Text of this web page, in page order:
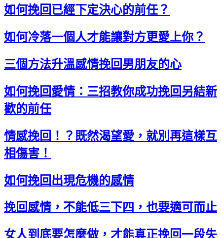
如何挽回已經下定決心的前任？
如何冷落一個人才能讓對方更愛上你？
三個方法升溫感情挽回男朋友的心
如何挽回愛情：三招教你成功挽回另結新
歡的前任
情感挽回！？既然渴望愛，就別再這樣互
相傷害！
如何挽回出現危機的感情
挽回感情，不能低三下四，也要適可而止
女人到底要怎麼做，才能真正挽回一段失